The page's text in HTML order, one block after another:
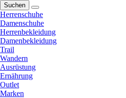
Suchen
Herrenschuhe
Damenschuhe
Herrenbekleidung
Damenbekleidung
Trail
Wandern
Ausrüstung
Ernährung
Outlet
Marken